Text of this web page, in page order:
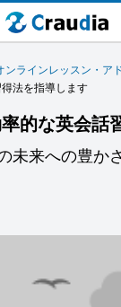
ンラインレッスン・ア
法を指導します
的な英会話
未来への豊か